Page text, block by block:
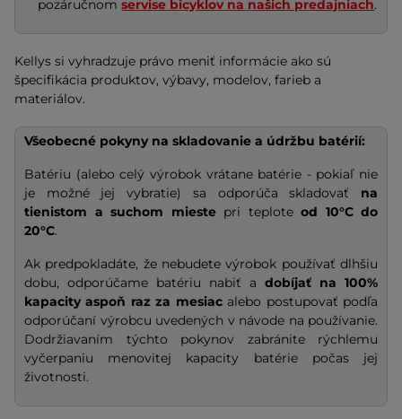
pozáručnomservise bicyklov na našich predajniach.
Kellys si vyhradzuje právo meniť informácie ako sú
špecifikácia produktov, výbavy, modelov, farieb a
materiálov.
Všeobecné pokyny na skladovanie a údržbu batérií:
Batériu (alebo celý výrobok vrátane batérie - pokiaľ nie
je možné jej vybratie) sa odporúča skladovať na
tienistom a suchom miestepri teplote od 10°C do
20°C.
Ak predpokladáte, že nebudete výrobok používať dlhšiu
dobu, odporúčame batériu nabiť a dobíjať na 100%
kapacity aspoň raz za mesiacalebo postupovať podľa
odporúčaní výrobcu uvedených v návode na používanie.
Dodržiavaním týchto pokynov zabránite rýchlemu
vyčerpaniu menovitej kapacity batérie počas jej
životnosti.